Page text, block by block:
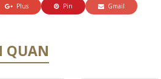
Plus Pin Gmail
QUAN